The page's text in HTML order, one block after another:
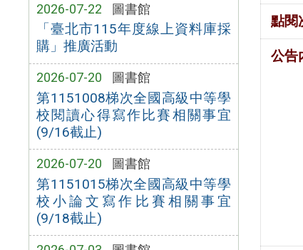
2026-07-22 圖書館
「臺北市115年度線上資料庫採
購」推廣活動
2026-07-20 圖書館
第1151008梯次全國高級中等學
校閱讀心得寫作比賽相關事宜
(9/16截止)
2026-07-20 圖書館
第1151015梯次全國高級中等學
校小論文寫作比賽相關事宜
(9/18截止)
點閱
公告